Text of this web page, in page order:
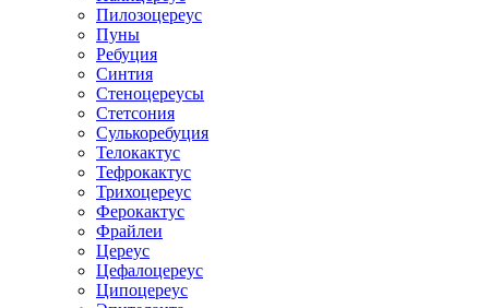
Пилозоцереус
Пуны
Ребуция
Синтия
Стеноцереусы
Стетсония
Сулькоребуция
Телокактус
Тефрокактус
Трихоцереус
Ферокактус
Фрайлеи
Цереус
Цефалоцереус
Ципоцереус